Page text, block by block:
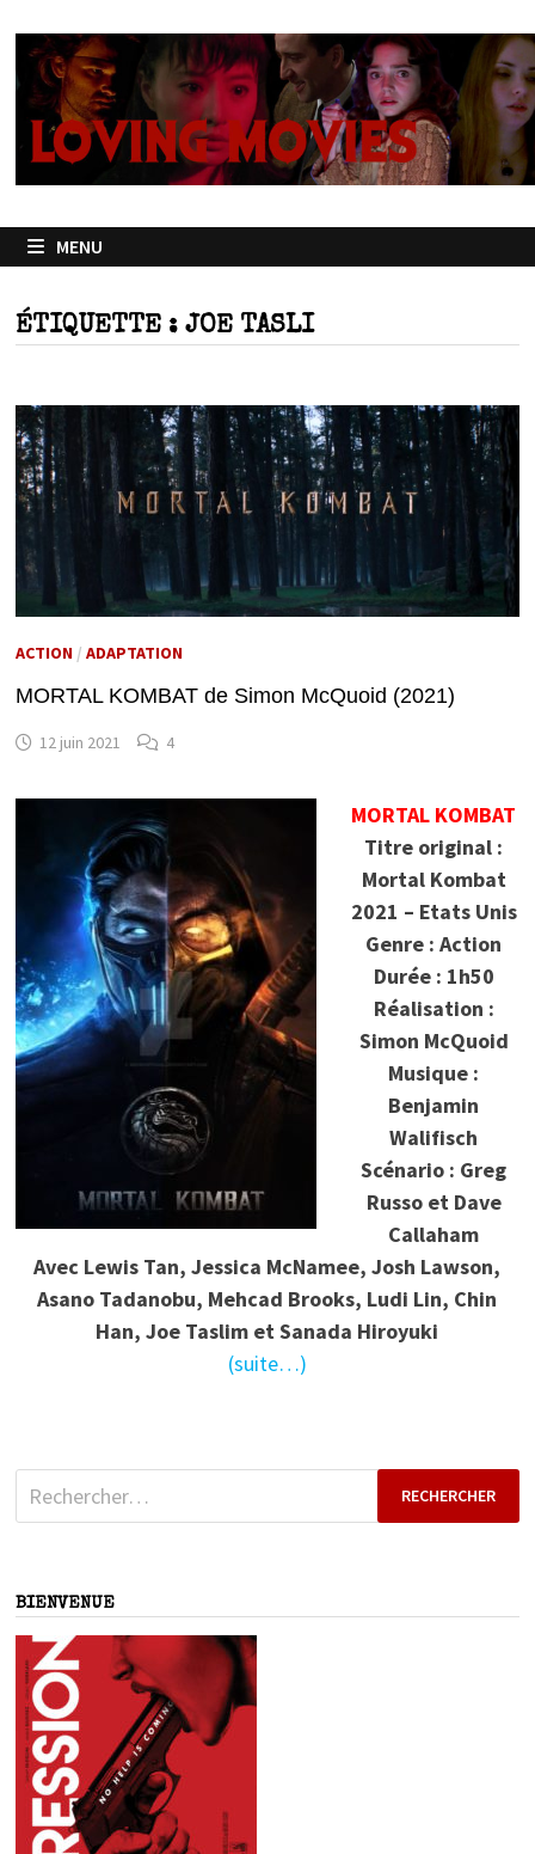
contenu
MENU
ÉTIQUETTE : JOE TASLI
ACTION/ ADAPTATION
MORTAL KOMBAT de Simon McQuoid (2021)
12 juin 2021 4
MORTAL KOMBAT
Titre original :
Mortal Kombat
2021 – Etats Unis
Genre : Action
Durée : 1h50
Réalisation :
Simon McQuoid
Musique :
Benjamin
Walifisch
Scénario : Greg
Russo et Dave
Callaham
Avec Lewis Tan, Jessica McNamee, Josh Lawson,
Asano Tadanobu, Mehcad Brooks, Ludi Lin, Chin
Han, Joe Taslim et Sanada Hiroyuki
(suite…)
Rechercher :
BIENVENUE